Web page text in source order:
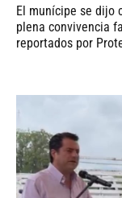
El munícipe se dijo
plena convivencia
reportados por